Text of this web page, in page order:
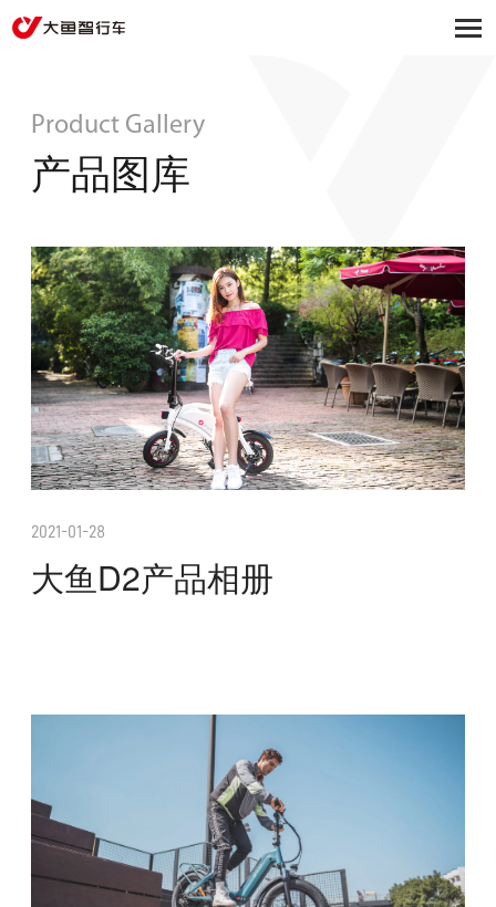
Product Gallery
产品图库
2021-01-28
大鱼D2产品相册